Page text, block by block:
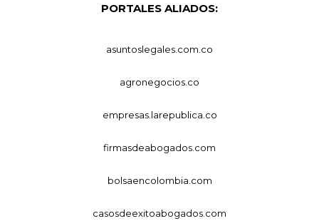
PORTALES ALIADOS:
asuntoslegales.com.co
agronegocios.co
empresas.larepublica.co
firmasdeabogados.com
bolsaencolombia.com
casosdeexitoabogados.com